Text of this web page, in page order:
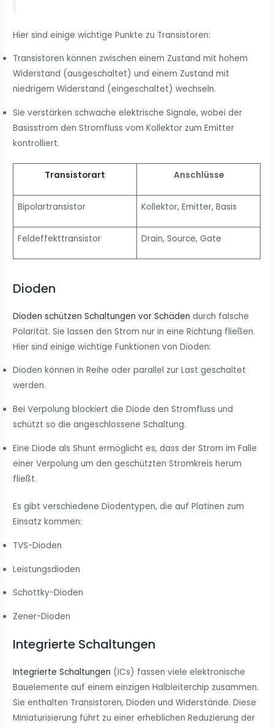
Hier sind einige wichtige Punkte zu Transistoren:
Transistoren können zwischen einem Zustand mit hohem
Widerstand (ausgeschaltet) und einem Zustand mit
niedrigem Widerstand (eingeschaltet) wechseln.
Sie verstärken schwache elektrische Signale, wobei der
Basisstrom den Stromfluss vom Kollektor zum Emitter
kontrolliert.
Transistorart Anschlüsse
Bipolartransistor Kollektor, Emitter, Basis
Feldeffekttransistor Drain, Source, Gate
Dioden
Dioden schützen Schaltungen vor Schäden durch falsche
Polarität. Sie lassen den Strom nur in eine Richtung fließen.
Hier sind einige wichtige Funktionen von Dioden:
Dioden können in Reihe oder parallel zur Last geschaltet
werden.
Bei Verpolung blockiert die Diode den Stromfluss und
schützt so die angeschlossene Schaltung.
Eine Diode als Shunt ermöglicht es, dass der Strom im Falle
einer Verpolung um den geschützten Stromkreis herum
fließt.
Es gibt verschiedene Diodentypen, die auf Platinen zum
Einsatz kommen:
TVS-Dioden
Leistungsdioden
Schottky-Dioden
Zener-Dioden
Integrierte Schaltungen
Integrierte Schaltungen (ICs) fassen viele elektronische
Bauelemente auf einem einzigen Halbleiterchip zusammen.
Sie enthalten Transistoren, Dioden und Widerstände. Diese
Miniaturisierung führt zu einer erheblichen Reduzierung der